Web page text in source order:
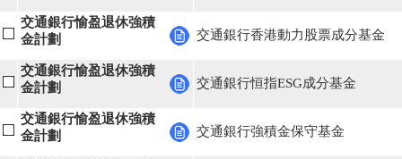
交通銀行愉盈退休強積
金計劃
交通銀行香港動力股票成分基金
交通銀行愉盈退休強積
金計劃
交通銀行恒指ESG成分基金
交通銀行愉盈退休強積
金計劃
交通銀行強積金保守基金